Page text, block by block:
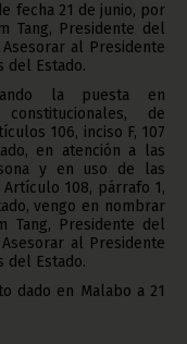
fecha 21 de junio, por
Tang, Presidente del
al Presidente
del Estado.
la puesta en
de
106, inciso F, 107
en atención a las
y en uso de las
108, párrafo 1,
vengo en nombrar
Tang, Presidente del
al Presidente
del Estado.
dado en Malabo a 21